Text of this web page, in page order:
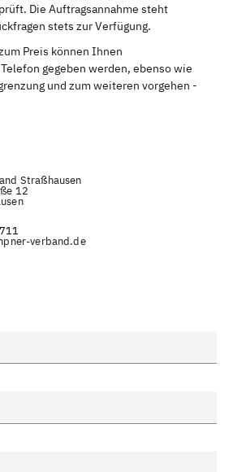
Die Auftragsannahme steht
stets zur Verfügung.
Preis können Ihnen
gegeben werden, ebenso wie
und zum weiteren vorgehen -
Straßhausen
12